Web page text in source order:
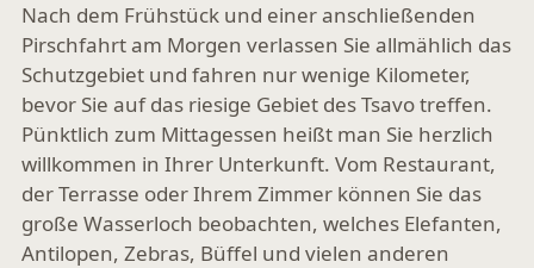
Nach dem Frühstück und einer anschließenden
Pirschfahrt am Morgen verlassen Sie allmählich das
Schutzgebiet und fahren nur wenige Kilometer,
bevor Sie auf das riesige Gebiet des Tsavo treffen.
Pünktlich zum Mittagessen heißt man Sie herzlich
willkommen in Ihrer Unterkunft. Vom Restaurant,
der Terrasse oder Ihrem Zimmer können Sie das
große Wasserloch beobachten, welches Elefanten,
Antilopen, Zebras, Büffel und vielen anderen